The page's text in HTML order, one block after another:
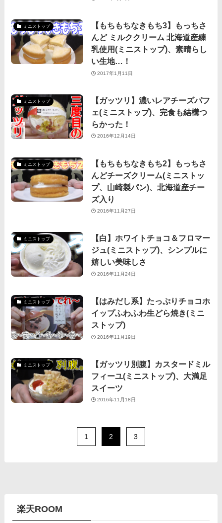
ミニストップ
【もちもちなきもち3】もっちさ
んど ミルククリーム 北海道産練
乳使用(ミニストップ)、素晴らし
い生地…！
2017年1月11日
ミニストップ
【ガッツリ】濃いレアチーズパフ
ェ(ミニストップ)、完食も結構つ
らかった！
2016年12月14日
ミニストップ
【もちもちなきもち2】もっちさ
んどチーズクリーム(ミニストッ
プ、山崎製パン)、北海道産チー
ズ入り
2016年11月27日
ミニストップ
【白】ホワイトチョコ＆フロマー
ジュ(ミニストップ)、シンプルに
嬉しい美味しさ
2016年11月24日
ミニストップ
【はみだし系】たっぷりチョコホ
イップふわふわ生どら焼き(ミニ
ストップ)
2016年11月19日
ミニストップ
【ガッツリ別腹】カスタードミル
フィーユ(ミニストップ)、大満足
スイーツ
2016年11月18日
1 2 3
楽天ROOM